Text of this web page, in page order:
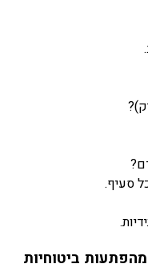
סעיף.